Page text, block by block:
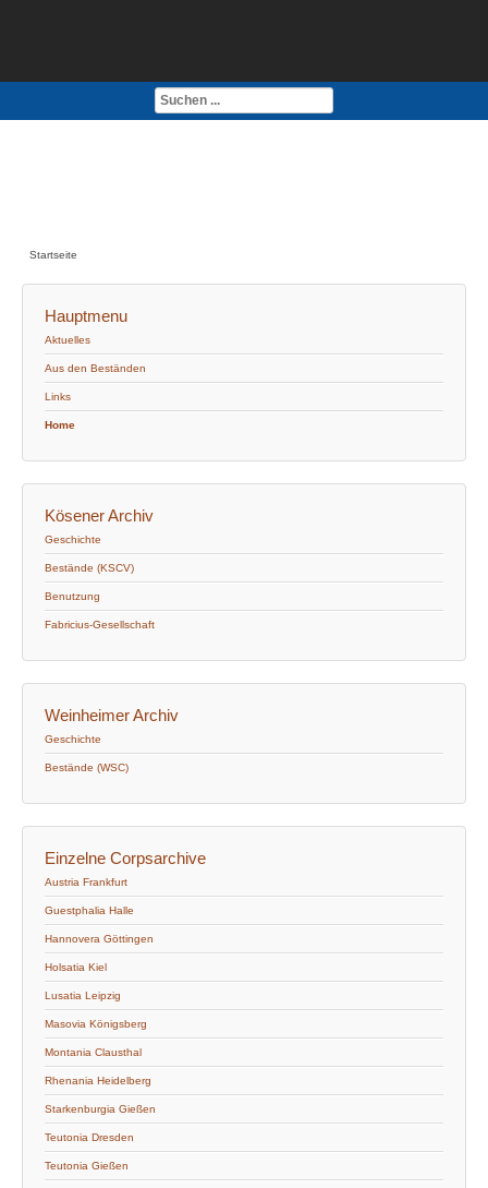
Startseite
Hauptmenu
Aktuelles
Aus den Beständen
Links
Home
Kösener Archiv
Geschichte
Bestände (KSCV)
Benutzung
Fabricius-Gesellschaft
Weinheimer Archiv
Geschichte
Bestände (WSC)
Einzelne Corpsarchive
Austria Frankfurt
Guestphalia Halle
Hannovera Göttingen
Holsatia Kiel
Lusatia Leipzig
Masovia Königsberg
Montania Clausthal
Rhenania Heidelberg
Starkenburgia Gießen
Teutonia Dresden
Teutonia Gießen